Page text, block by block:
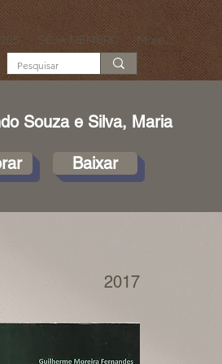
SEJA MEMBRO More...
Souza e Silva, Maria
Baixar
2017